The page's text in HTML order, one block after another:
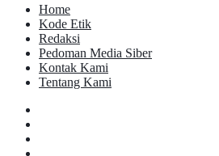
Home
Kode Etik
Redaksi
Pedoman Media Siber
Kontak Kami
Tentang Kami